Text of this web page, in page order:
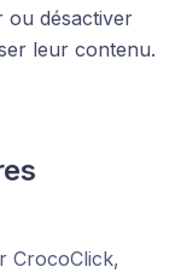
ou désactiver
leur contenu.
CrocoClick,